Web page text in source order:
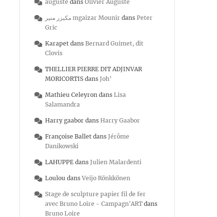
auguste dans Olivier Auguste
مكيزر منير mgaizar Mounir dans Peter
Gric
Karapet dans Bernard Guimet, dit
Clovis
THELLIER PIERRE DIT ADJINVAR
MORICORTIS dans Joh’
Mathieu Celeyron dans Lisa
Salamandra
Harry gaabor dans Harry Gaabor
Françoise Ballet dans Jérôme
Danikowski
LAHUPPE dans Julien Malardenti
Loulou dans Veijo Rönkkönen
Stage de sculpture papier fil de fer
avec Bruno Loire - Campagn'ART dans
Bruno Loire